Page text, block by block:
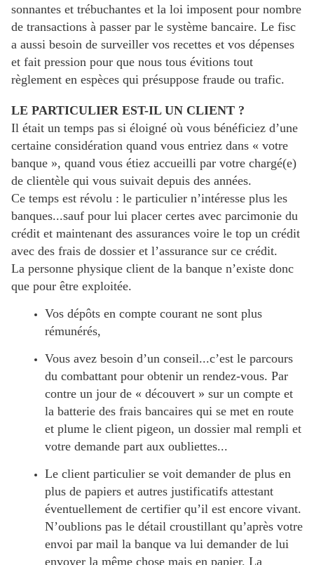
sonnantes et trébuchantes et la loi imposent pour nombre
de transactions à passer par le système bancaire. Le fisc
a aussi besoin de surveiller vos recettes et vos dépenses
et fait pression pour que nous tous évitions tout
règlement en espèces qui présuppose fraude ou trafic.
LE PARTICULIER EST-IL UN CLIENT ?
Il était un temps pas si éloigné où vous bénéficiez d’une
certaine considération quand vous entriez dans « votre
banque », quand vous étiez accueilli par votre chargé(e)
de clientèle qui vous suivait depuis des années.
Ce temps est révolu : le particulier n’intéresse plus les
banques...sauf pour lui placer certes avec parcimonie du
crédit et maintenant des assurances voire le top un crédit
avec des frais de dossier et l’assurance sur ce crédit.
La personne physique client de la banque n’existe donc
que pour être exploitée.
Vos dépôts en compte courant ne sont plus
rémunérés,
Vous avez besoin d’un conseil...c’est le parcours
du combattant pour obtenir un rendez-vous. Par
contre un jour de « découvert » sur un compte et
la batterie des frais bancaires qui se met en route
et plume le client pigeon, un dossier mal rempli et
votre demande part aux oubliettes...
Le client particulier se voit demander de plus en
plus de papiers et autres justificatifs attestant
éventuellement de certifier qu’il est encore vivant.
N’oublions pas le détail croustillant qu’après votre
envoi par mail la banque va lui demander de lui
envoyer la même chose mais en papier. La